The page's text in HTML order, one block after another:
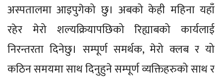
अस्पतालमा आइपुगेको छु। अबको केही महिना यहाँ
रहेर मेरो शल्यक्रियापछिको रिह्याबको कार्यलाई
निरन्तरता दिनेछु। सम्पूर्ण समर्थक, मेरो क्लब र यो
कठिन समयमा साथ दिनुहुने सम्पूर्ण व्यक्तिहरुको साथ र